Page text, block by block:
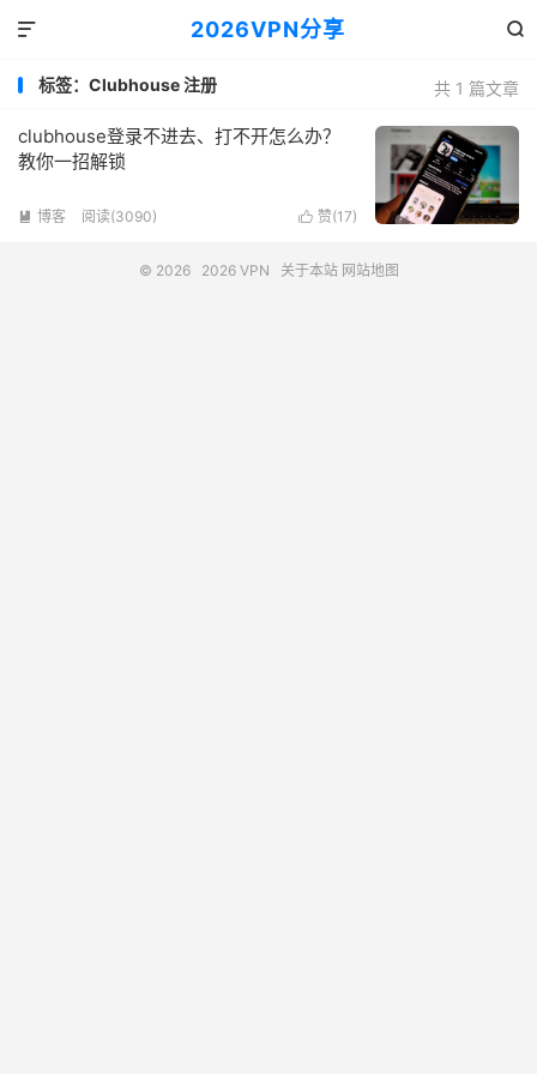
2026VPN分享 

共 1 篇文章
标签：Clubhouse 注册
clubhouse登录不进去、打不开怎么办？
教你一招解锁
 赞(17)
 博客 阅读(3090)
© 2026 2026 VPN 关于本站 网站地图